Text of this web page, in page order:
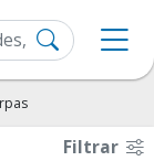
Filtrar